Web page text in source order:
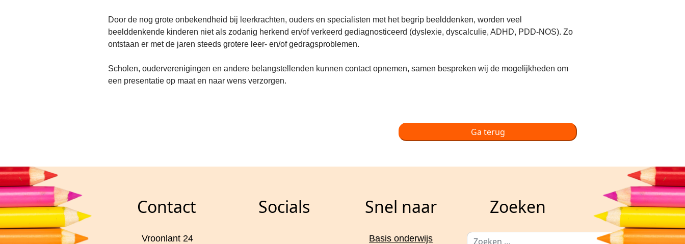
Door de nog grote onbekendheid bij leerkrachten, ouders en specialisten met het begrip beelddenken, worden veel
beelddenkende kinderen niet als zodanig herkend en/of verkeerd gediagnosticeerd (dyslexie, dyscalculie, ADHD, PDD-NOS). Zo
ontstaan er met de jaren steeds grotere leer- en/of gedragsproblemen.
Scholen, ouderverenigingen en andere belangstellenden kunnen contact opnemen, samen bespreken wij de mogelijkheden om
een presentatie op maat en naar wens verzorgen.
Ga terug
Contact
Vroonlant 24
Socials Snel naar
Basis onderwijs
Zoeken
Zoeken